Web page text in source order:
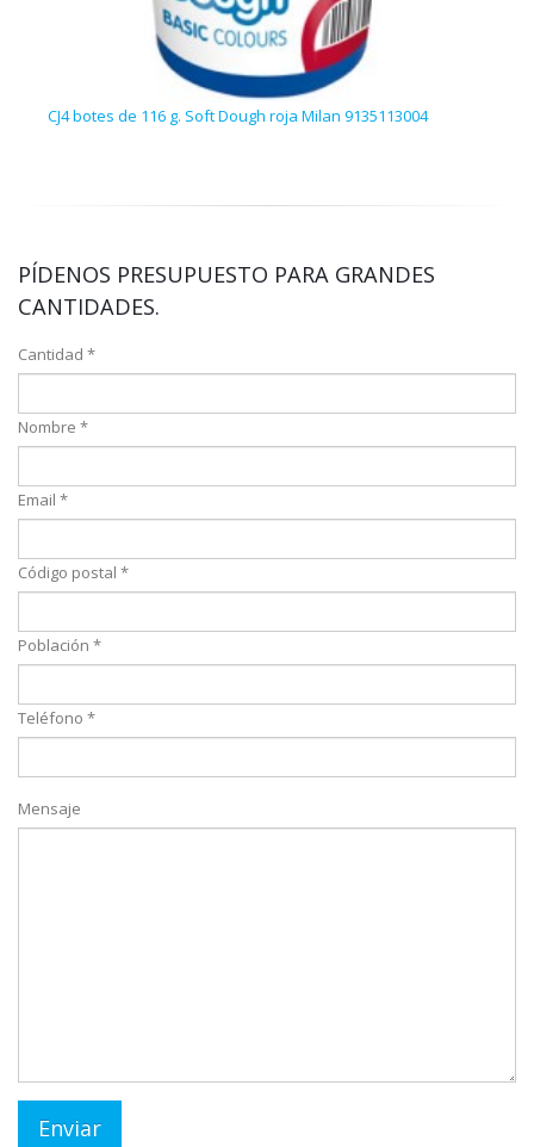
CJ4 botes de 116 g. Soft Dough roja Milan 9135113004
PÍDENOS PRESUPUESTO PARA GRANDES
CANTIDADES.
Cantidad *
Nombre *
Email *
Código postal *
Población *
Teléfono *
Mensaje